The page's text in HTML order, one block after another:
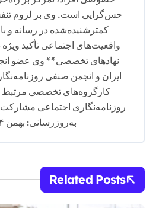
حس‌گرایی است. وی بر لزوم
کمترشنیده‌شده در رسانه و
واقعیت‌های اجتماعی تأکید
نهادهای تخصصی** وی عضو
ایران و انجمن صنفی
کارگروه‌های تخصصی مرتبط
روزنامه‌نگاری اجتماعی
به‌روزرسانی: بهمن ۱۴۰۴**
Related Posts